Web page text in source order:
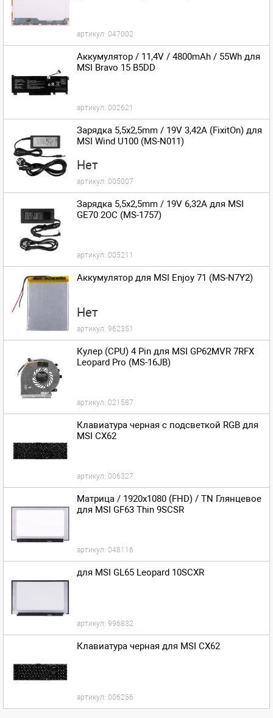
артикул: 047002
Аккумулятор / 11,4V / 4800mAh / 55Wh для
MSI Bravo 15 B5DD
артикул: 002621
Зарядка 5,5x2,5mm / 19V 3,42A (FixitOn) для
MSI Wind U100 (MS-N011)
Нет
артикул: 005007
Зарядка 5,5x2,5mm / 19V 6,32A для MSI
GE70 2OC (MS-1757)
артикул: 005211
Аккумулятор для MSI Enjoy 71 (MS-N7Y2)
Нет
артикул: 962351
Кулер (CPU) 4 Pin для MSI GP62MVR 7RFX
Leopard Pro (MS-16JB)
артикул: 021587
Клавиатура черная с подсветкой RGB для
MSI CX62
артикул: 006327
Матрица / 1920x1080 (FHD) / TN Глянцевое
для MSI GF63 Thin 9SCSR
артикул: 048116
для MSI GL65 Leopard 10SCXR
артикул: 996832
Клавиатура черная для MSI CX62
артикул: 006256